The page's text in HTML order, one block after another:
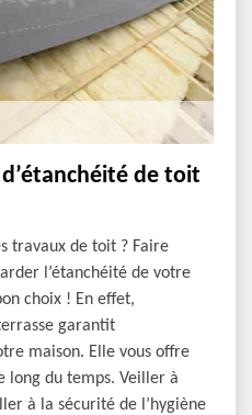
de toit
travaux de toit ? Faire
l’étanchéité de votre
choix ! En effet,
garantit
maison. Elle vous offre
long du temps. Veiller à
à la sécurité de l’hygiène